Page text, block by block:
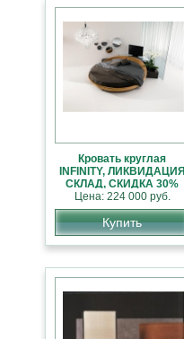
Кровать круглая
INFINITY, ЛИКВИДАЦИЯ
СКЛАД, СКИДКА 30%
Цена: 224 000 руб.
Купить